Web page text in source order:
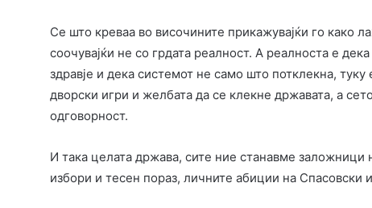
Се што креваа во височините прикажувајќи го како
соочувајќи не со грдата реалност. А реалноста е
здравје и дека системот не само што потклекна,
дворски игри и желбата да се клекне државата, а
одговорност.
И така целата држава, сите ние станавме заложници
избори и тесен пораз, личните абиции на